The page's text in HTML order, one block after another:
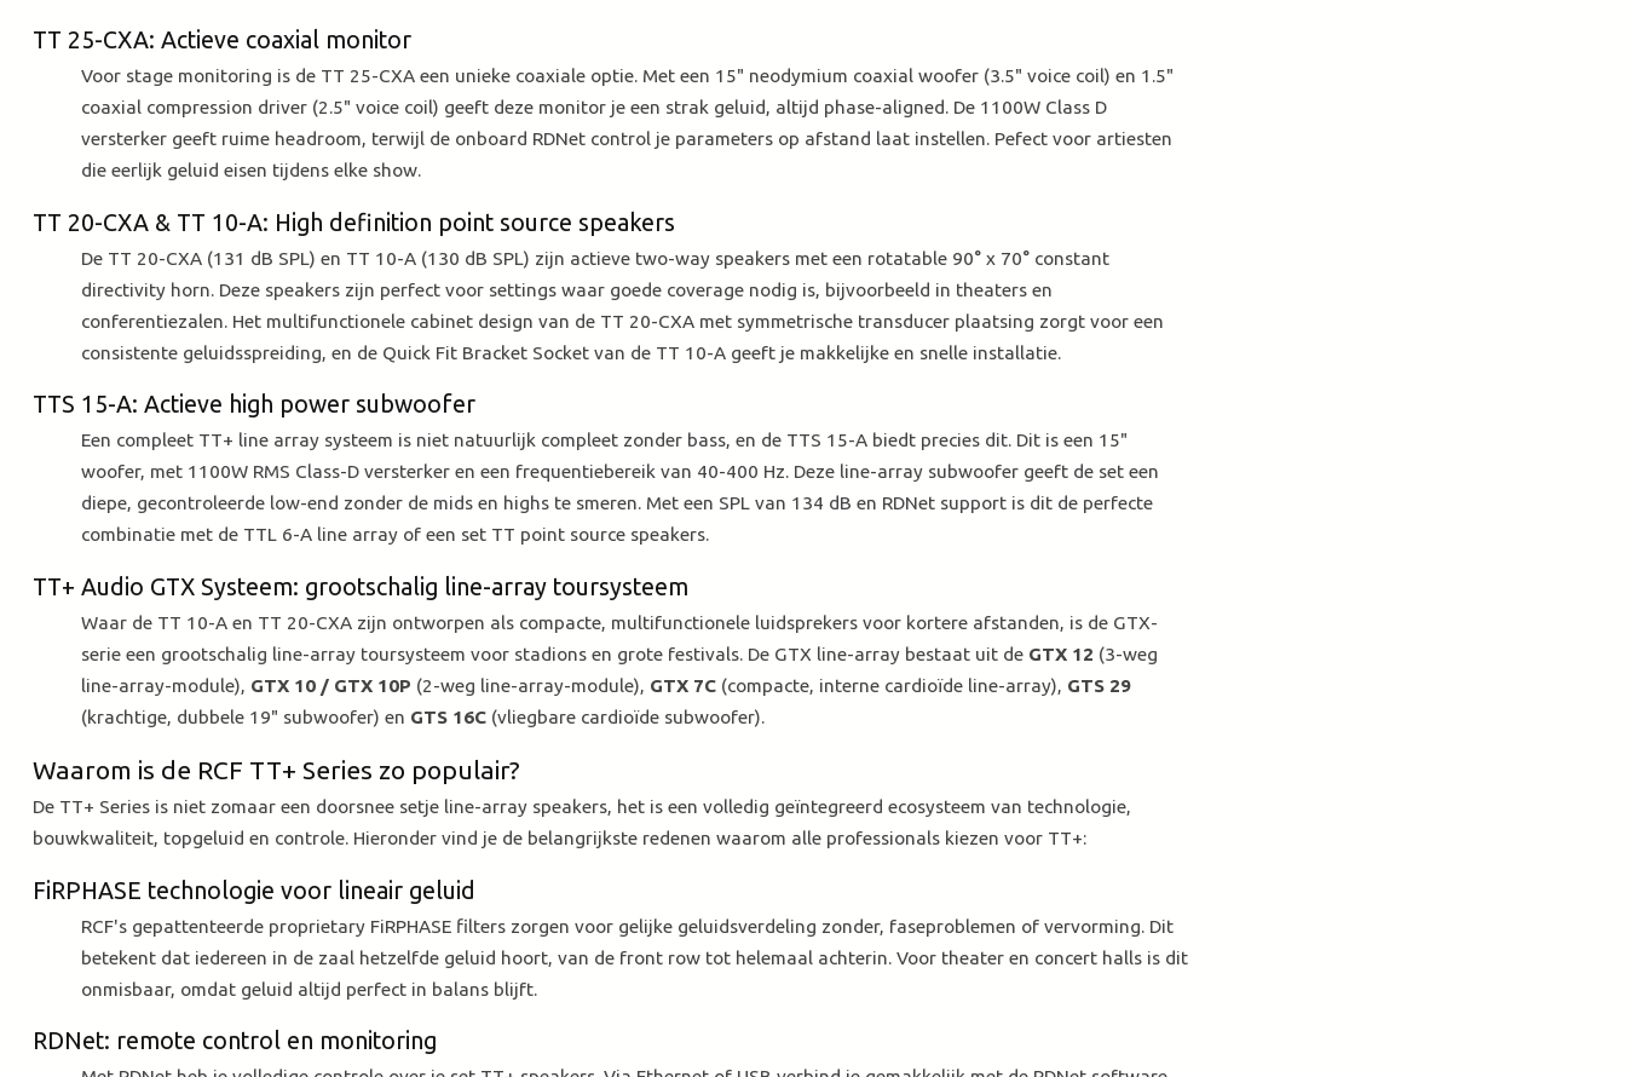
TT 25-CXA: Actieve coaxial monitor
Voor stage monitoring is de TT 25-CXA een unieke coaxiale optie. Met een 15" neodymium coaxial woofer (3.5" voice coil) en 1.5"
coaxial compression driver (2.5" voice coil) geeft deze monitor je een strak geluid, altijd phase-aligned. De 1100W Class D
versterker geeft ruime headroom, terwijl de onboard RDNet control je parameters op afstand laat instellen. Pefect voor artiesten
die eerlijk geluid eisen tijdens elke show.
TT 20-CXA & TT 10-A: High definition point source speakers
De TT 20-CXA (131 dB SPL) en TT 10-A (130 dB SPL) zijn actieve two-way speakers met een rotatable 90° x 70° constant
directivity horn. Deze speakers zijn perfect voor settings waar goede coverage nodig is, bijvoorbeeld in theaters en
conferentiezalen. Het multifunctionele cabinet design van de TT 20-CXA met symmetrische transducer plaatsing zorgt voor een
consistente geluidsspreiding, en de Quick Fit Bracket Socket van de TT 10-A geeft je makkelijke en snelle installatie.
TTS 15-A: Actieve high power subwoofer
Een compleet TT+ line array systeem is niet natuurlijk compleet zonder bass, en de TTS 15-A biedt precies dit. Dit is een 15"
woofer, met 1100W RMS Class-D versterker en een frequentiebereik van 40-400 Hz. Deze line-array subwoofer geeft de set een
diepe, gecontroleerde low-end zonder de mids en highs te smeren. Met een SPL van 134 dB en RDNet support is dit de perfecte
combinatie met de TTL 6-A line array of een set TT point source speakers.
TT+ Audio GTX Systeem: grootschalig line-array toursysteem
Waar de TT 10-A en TT 20-CXA zijn ontworpen als compacte, multifunctionele luidsprekers voor kortere afstanden, is de GTX-
serie een grootschalig line-array toursysteem voor stadions en grote festivals. De GTX line-array bestaat uit de GTX 12 (3-weg
line-array-module), GTX 10 / GTX 10P (2-weg line-array-module), GTX 7C (compacte, interne cardioïde line-array), GTS 29
(krachtige, dubbele 19" subwoofer) en GTS 16C (vliegbare cardioïde subwoofer).
Waarom is de RCF TT+ Series zo populair?
De TT+ Series is niet zomaar een doorsnee setje line-array speakers, het is een volledig geïntegreerd ecosysteem van technologie,
bouwkwaliteit, topgeluid en controle. Hieronder vind je de belangrijkste redenen waarom alle professionals kiezen voor TT+:
FiRPHASE technologie voor lineair geluid
RCF's gepattenteerde proprietary FiRPHASE filters zorgen voor gelijke geluidsverdeling zonder, faseproblemen of vervorming. Dit
betekent dat iedereen in de zaal hetzelfde geluid hoort, van de front row tot helemaal achterin. Voor theater en concert halls is dit
onmisbaar, omdat geluid altijd perfect in balans blijft.
RDNet: remote control en monitoring